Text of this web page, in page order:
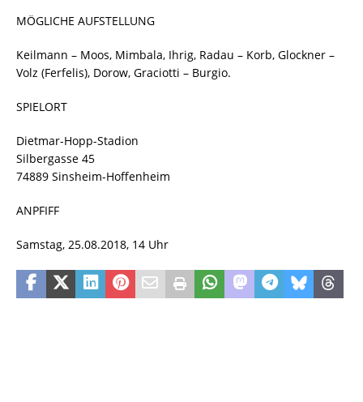
MÖGLICHE AUFSTELLUNG
Keilmann – Moos, Mimbala, Ihrig, Radau – Korb, Glockner –
Volz (Ferfelis), Dorow, Graciotti – Burgio.
SPIELORT
Dietmar-Hopp-Stadion
Silbergasse 45
74889 Sinsheim-Hoffenheim
ANPFIFF
Samstag, 25.08.2018, 14 Uhr